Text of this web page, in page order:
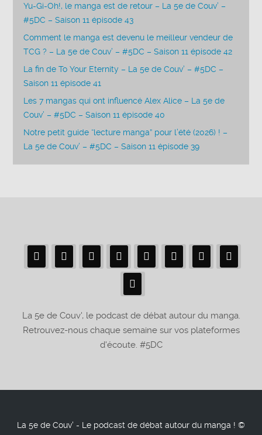
Yu-Gi-Oh!, le manga est de retour – La 5e de Couv’ –
#5DC – Saison 11 épisode 43
Comment le manga est devenu le meilleur vendeur de
TCG ? – La 5e de Couv’ – #5DC – Saison 11 épisode 42
La fin de To Your Eternity – La 5e de Couv’ – #5DC –
Saison 11 épisode 41
Les 7 mangas qui ont influencé Alex Alice – La 5e de
Couv’ – #5DC – Saison 11 épisode 40
Notre petit guide “lecture manga” pour l’été (2026) ! –
La 5e de Couv’ – #5DC – Saison 11 épisode 39
La 5e de Couv', le podcast de débat autour du manga.
Retrouvez-nous chaque semaine sur vos plateformes
d'écoute. #5DC
La 5e de Couv' - Le podcast de débat autour du manga ! ©